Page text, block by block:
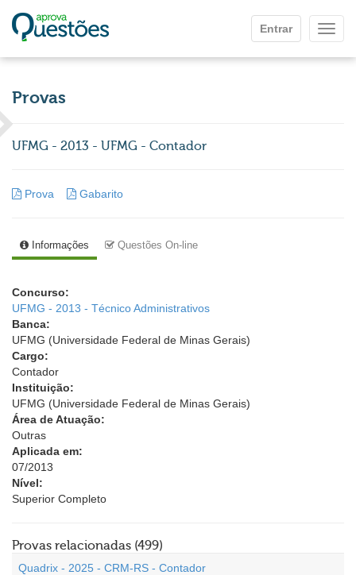
Entrar
Provas
UFMG - 2013 - UFMG - Contador
Prova Gabarito
Informações Questões On-line
Concurso:
UFMG - 2013 - Técnico Administrativos
Banca:
UFMG (Universidade Federal de Minas Gerais)
Cargo:
Contador
Instituição:
UFMG (Universidade Federal de Minas Gerais)
Área de Atuação:
Outras
Aplicada em:
07/2013
Nível:
Superior Completo
Provas relacionadas (499)
Quadrix - 2025 - CRM-RS - Contador